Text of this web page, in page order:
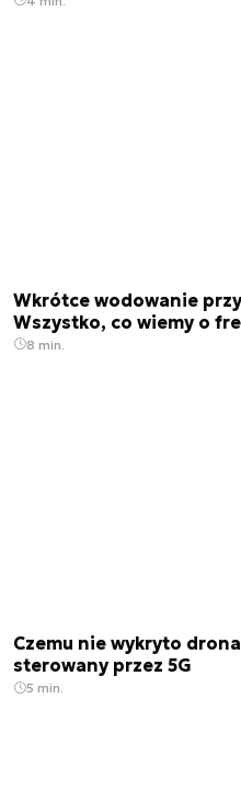
Wkrótce wodowanie
Wszystko, co wiemy o
8 min.
Czemu nie wykryto
sterowany przez 5G
5 min.